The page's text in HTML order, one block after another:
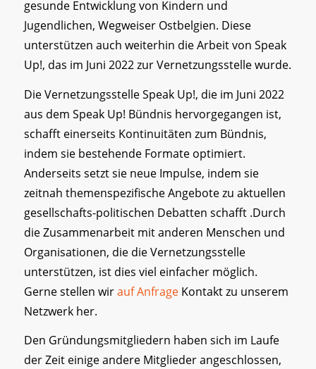
gesunde Entwicklung von Kindern und
Jugendlichen, Wegweiser Ostbelgien. Diese
unterstützen auch weiterhin die Arbeit von Speak
Up!, das im Juni 2022 zur Vernetzungsstelle wurde.
Die Vernetzungsstelle Speak Up!, die im Juni 2022
aus dem Speak Up! Bündnis hervorgegangen ist,
schafft einerseits Kontinuitäten zum Bündnis,
indem sie bestehende Formate optimiert.
Anderseits setzt sie neue Impulse, indem sie
zeitnah themenspezifische Angebote zu aktuellen
gesellschafts-politischen Debatten schafft .Durch
die Zusammenarbeit mit anderen Menschen und
Organisationen, die die Vernetzungsstelle
unterstützen, ist dies viel einfacher möglich.
Gerne stellen wirauf Anfrage Kontakt zu unserem
Netzwerk her.
Den Gründungsmitgliedern haben sich im Laufe
der Zeit einige andere Mitglieder angeschlossen,